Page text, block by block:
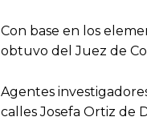
Con base en los
obtuvo del Juez de
Agentes
calles Josefa Ortiz de